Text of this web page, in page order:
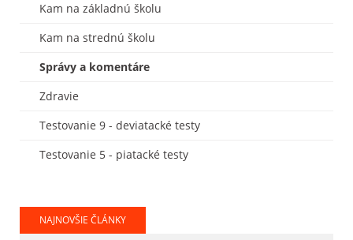
Kam na základnú školu
Kam na strednú školu
Správy a komentáre
Zdravie
Testovanie 9 - deviatacké testy
Testovanie 5 - piatacké testy
NAJNOVŠIE ČLÁNKY